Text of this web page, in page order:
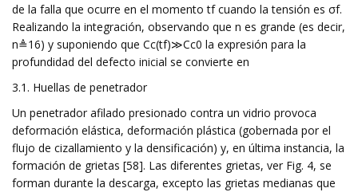
de la falla que ocurre en el momento tf cuando la tensión es σf.
Realizando la integración, observando que n es grande (es decir,
n≜16) y suponiendo que Cc(tf)≫Cc0 la expresión para la
profundidad del defecto inicial se convierte en
3.1. Huellas de penetrador
Un penetrador afilado presionado contra un vidrio provoca
deformación elástica, deformación plástica (gobernada por el
flujo de cizallamiento y la densificación) y, en última instancia, la
formación de grietas [58]. Las diferentes grietas, ver Fig. 4, se
forman durante la descarga, excepto las grietas medianas que